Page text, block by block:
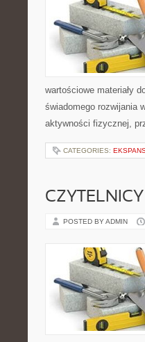
wartościowe materiały
świadomego rozwijania
aktywności fizycznej,
CATEGORIES:
POSTED BY ADMIN